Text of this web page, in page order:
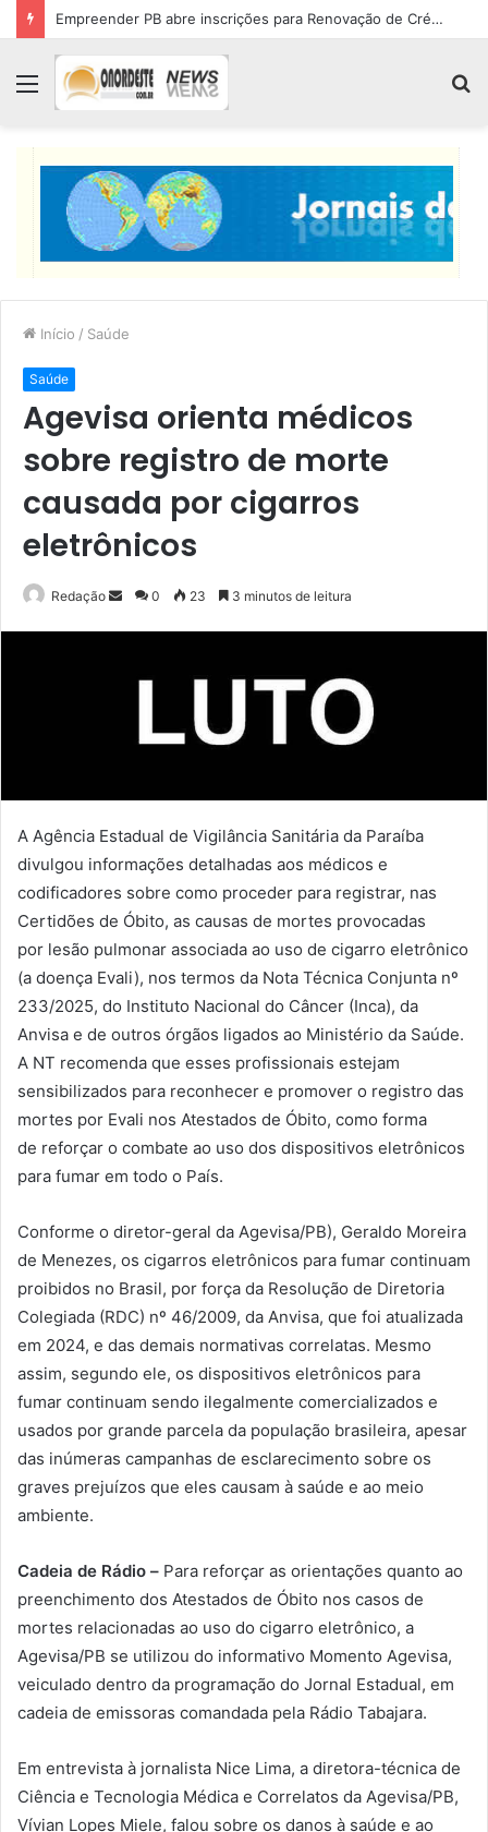
Empreender PB abre inscrições para Renovação de Crédito
Menu
Início / Saúde
Saúde
Agevisa orienta médicos
sobre registro de morte
causada por cigarros
eletrônicos
Redação
Mande
0 23 3 minutos de leitura
A Agência Estadual de Vigilância Sanitária da Paraíba
divulgou informações detalhadas aos médicos e
codificadores sobre como proceder para registrar, nas
Certidões de Óbito, as causas de mortes provocadas
por lesão pulmonar associada ao uso de cigarro eletrônico
(a doença Evali), nos termos da Nota Técnica Conjunta nº
233/2025, do Instituto Nacional do Câncer (Inca), da
Anvisa e de outros órgãos ligados ao Ministério da Saúde.
A NT recomenda que esses profissionais estejam
sensibilizados para reconhecer e promover o registro das
mortes por Evali nos Atestados de Óbito, como forma
de reforçar o combate ao uso dos dispositivos eletrônicos
para fumar em todo o País.
Conforme o diretor-geral da Agevisa/PB), Geraldo Moreira
de Menezes, os cigarros eletrônicos para fumar continuam
proibidos no Brasil, por força da Resolução de Diretoria
Colegiada (RDC) nº 46/2009, da Anvisa, que foi atualizada
em 2024, e das demais normativas correlatas. Mesmo
assim, segundo ele, os dispositivos eletrônicos para
fumar continuam sendo ilegalmente comercializados e
usados por grande parcela da população brasileira, apesar
das inúmeras campanhas de esclarecimento sobre os
graves prejuízos que eles causam à saúde e ao meio
ambiente.
Cadeia de Rádio – Para reforçar as orientações quanto ao
preenchimento dos Atestados de Óbito nos casos de
mortes relacionadas ao uso do cigarro eletrônico, a
Agevisa/PB se utilizou do informativo Momento Agevisa,
veiculado dentro da programação do Jornal Estadual, em
cadeia de emissoras comandada pela Rádio Tabajara.
Em entrevista à jornalista Nice Lima, a diretora-técnica de
Ciência e Tecnologia Médica e Correlatos da Agevisa/PB,
Vívian Lopes Miele, falou sobre os danos à saúde e ao